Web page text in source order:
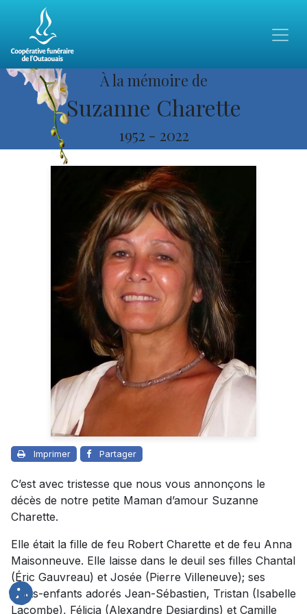
À la mémoire de
Suzanne Charette
1952 - 2022
Imprimer Partager
C’est avec tristesse que nous vous annonçons le
décès de notre petite Maman d’amour Suzanne
Charette.
Elle était la fille de feu Robert Charette et de feu Anna
Maisonneuve. Elle laisse dans le deuil ses filles Chantal
(Éric Gauvreau) et Josée (Pierre Villeneuve); ses
petits-enfants adorés Jean-Sébastien, Tristan (Isabelle
Lacombe), Félicia (Alexandre Desjardins) et Camille